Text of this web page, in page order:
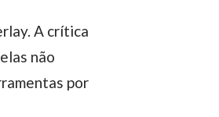
A crítica
não
por